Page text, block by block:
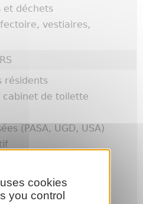
et déchets
vestiaires,
résidents
cabinet de toilette
(PASA, UGD, USA)
(déchets,
cookies
you control